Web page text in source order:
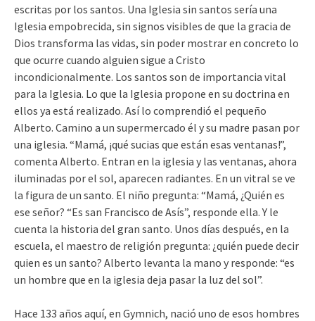
escritas por los santos. Una Iglesia sin santos sería una
Iglesia empobrecida, sin signos visibles de que la gracia de
Dios transforma las vidas, sin poder mostrar en concreto lo
que ocurre cuando alguien sigue a Cristo
incondicionalmente. Los santos son de importancia vital
para la Iglesia. Lo que la Iglesia propone en su doctrina en
ellos ya está realizado. Así lo comprendió el pequeño
Alberto. Camino a un supermercado él y su madre pasan por
una iglesia. “Mamá, ¡qué sucias que están esas ventanas!”,
comenta Alberto. Entran en la iglesia y las ventanas, ahora
iluminadas por el sol, aparecen radiantes. En un vitral se ve
la figura de un santo. El niño pregunta: “Mamá, ¿Quién es
ese señor? “Es san Francisco de Asís”, responde ella. Y le
cuenta la historia del gran santo. Unos días después, en la
escuela, el maestro de religión pregunta: ¿quién puede decir
quien es un santo? Alberto levanta la mano y responde: “es
un hombre que en la iglesia deja pasar la luz del sol”.
Hace 133 años aquí, en Gymnich, nació uno de esos hombres